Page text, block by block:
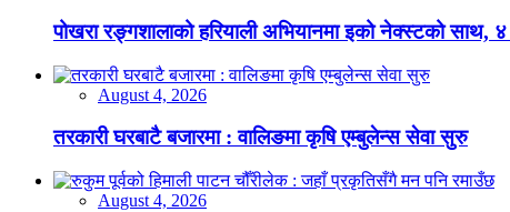
पोखरा रङ्गशालाको हरियाली अभियानमा इको नेक्स्टको साथ,
August 4, 2026
तरकारी घरबाटै बजारमा : वालिङमा कृषि एम्बुलेन्स सेवा सुरु
August 4, 2026